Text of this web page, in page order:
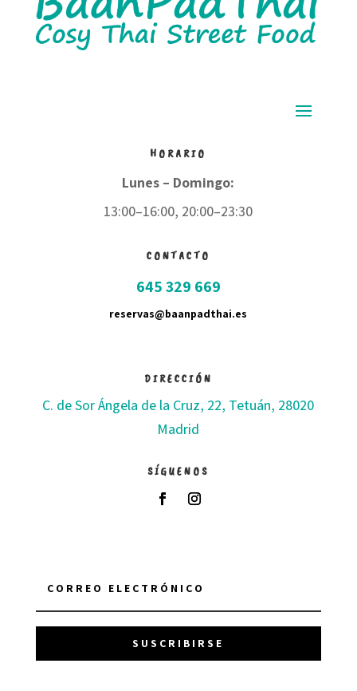
HORARIO
Lunes – Domingo:
13:00–16:00, 20:00–23:30
CONTACTO
645 329 669
reservas@baanpadthai.es
DIRECCIÓN
C. de Sor Ángela de la Cruz, 22, Tetuán, 28020
Madrid
SÍGUENOS
SUSCRIBIRSE